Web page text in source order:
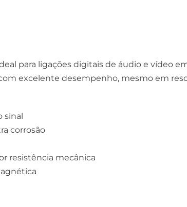
para ligações digitais de áudio e vídeo
excelente desempenho, mesmo em
sinal
corrosão
resistência mecânica